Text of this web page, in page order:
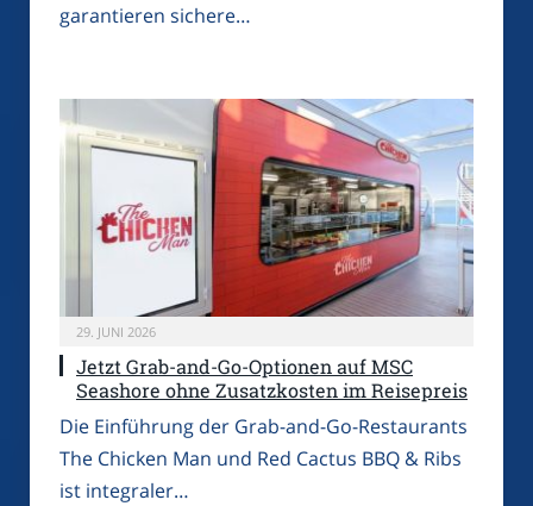
garantieren sichere…
29. JUNI 2026
Jetzt Grab-and-Go-Optionen auf MSC
Seashore ohne Zusatzkosten im Reisepreis
Die Einführung der Grab-and-Go-Restaurants
The Chicken Man und Red Cactus BBQ & Ribs
ist integraler…